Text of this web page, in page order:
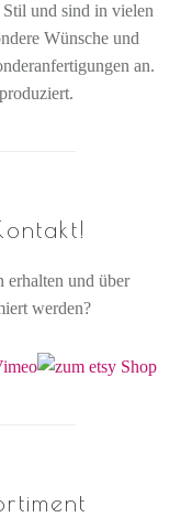
und sind in vielen
Wünsche und
an.
erhalten und über
werden?